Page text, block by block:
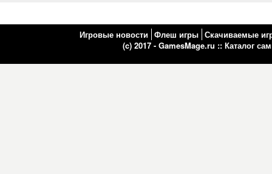
Игровые новости Флеш игры Скачиваемые
(c) 2017 - GamesMage.ru :: Каталог